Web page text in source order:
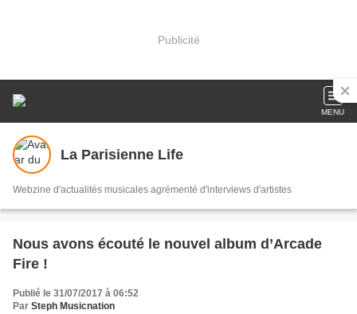
Publicité
MENU
La Parisienne Life
Webzine d'actualités musicales agrémenté d'interviews d'artistes
Nous avons écouté le nouvel album d’Arcade
Fire !
Publié le 31/07/2017 à 06:52
Par Steph Musicnation